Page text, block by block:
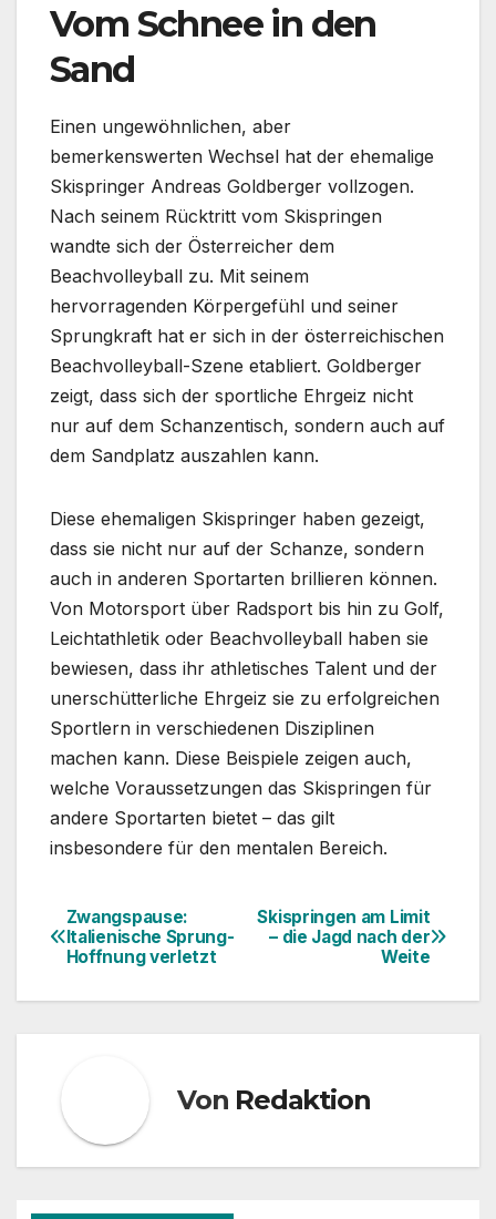
Vom Schnee in den
Sand
Einen ungewöhnlichen, aber
bemerkenswerten Wechsel hat der ehemalige
Skispringer Andreas Goldberger vollzogen.
Nach seinem Rücktritt vom Skispringen
wandte sich der Österreicher dem
Beachvolleyball zu. Mit seinem
hervorragenden Körpergefühl und seiner
Sprungkraft hat er sich in der österreichischen
Beachvolleyball-Szene etabliert. Goldberger
zeigt, dass sich der sportliche Ehrgeiz nicht
nur auf dem Schanzentisch, sondern auch auf
dem Sandplatz auszahlen kann.
Diese ehemaligen Skispringer haben gezeigt,
dass sie nicht nur auf der Schanze, sondern
auch in anderen Sportarten brillieren können.
Von Motorsport über Radsport bis hin zu Golf,
Leichtathletik oder Beachvolleyball haben sie
bewiesen, dass ihr athletisches Talent und der
unerschütterliche Ehrgeiz sie zu erfolgreichen
Sportlern in verschiedenen Disziplinen
machen kann. Diese Beispiele zeigen auch,
welche Voraussetzungen das Skispringen für
andere Sportarten bietet – das gilt
insbesondere für den mentalen Bereich.
Beitragsnavigation
Skispringen am Limit
– die Jagd nach der
Weite
Zwangspause:
Italienische Sprung-
Hoffnung verletzt
Von Redaktion